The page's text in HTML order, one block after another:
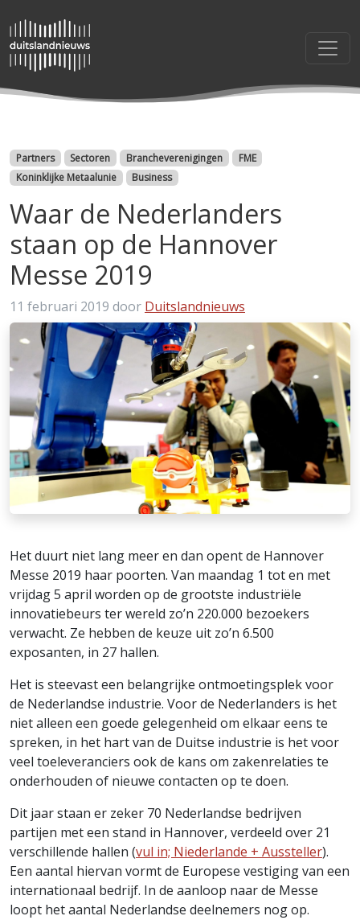
Categorieën
Partners Sectoren Brancheverenigingen
FME
Koninklijke Metaalunie
Business
Waar de Nederlanders
staan op de Hannover
Messe 2019
11 februari 2019 door Duitslandnieuws
Het duurt niet lang meer en dan opent de Hannover
Messe 2019 haar poorten. Van maandag 1 tot en met
vrijdag 5 april worden op de grootste industriële
innovatiebeurs ter wereld zo’n 220.000 bezoekers
verwacht. Ze hebben de keuze uit zo’n 6.500
exposanten, in 27 hallen.
Het is steevast een belangrijke ontmoetingsplek voor
de Nederlandse industrie. Voor de Nederlanders is het
niet alleen een goede gelegenheid om elkaar eens te
spreken, in het hart van de Duitse industrie is het voor
veel toeleveranciers ook de kans om zakenrelaties te
onderhouden of nieuwe contacten op te doen.
Dit jaar staan er zeker 70 Nederlandse bedrijven
partijen met een stand in Hannover, verdeeld over 21
verschillende hallen (vul in; Niederlande + Aussteller).
Een aantal hiervan vormt de Europese vestiging van een
internationaal bedrijf. In de aanloop naar de Messe
loopt het aantal Nederlandse deelnemers nog op.